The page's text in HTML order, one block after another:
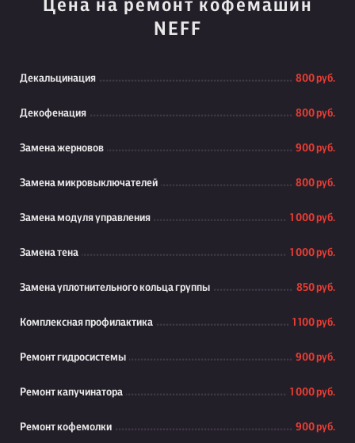
Цена на ремонт кофемашин
NEFF
Декальцинация 800 руб.
Декофенация 800 руб.
Замена жерновов 900 руб.
Замена микровыключателей 800 руб.
Замена модуля управления 1 000 руб.
Замена тена 1 000 руб.
Замена уплотнительного кольца группы 850 руб.
Комплексная профилактика 1 100 руб.
Ремонт гидросистемы 900 руб.
Ремонт капучинатора 1 000 руб.
Ремонт кофемолки 900 руб.